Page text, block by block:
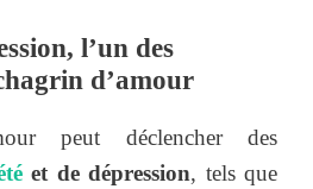
l’un des
d’amour
peut déclencher des
et de dépression, tels que